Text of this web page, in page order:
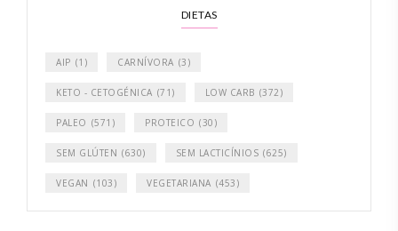
DIETAS
AIP (1) CARNÍVORA (3)
KETO - CETOGÉNICA (71) LOW CARB (372)
PALEO (571) PROTEICO (30)
SEM GLÚTEN (630) SEM LACTICÍNIOS (625)
VEGAN (103) VEGETARIANA (453)